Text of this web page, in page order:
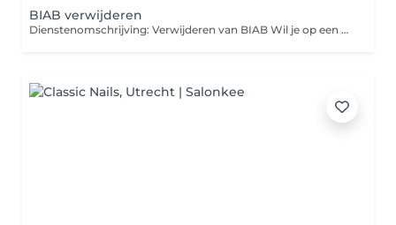
BIAB verwijderen
Dienstenomschrijving: Verwijderen van BIAB Wil je op een veilige en verantwoorde manier van je BIAB-nagels af? Onze BIAB-verwijdering-behandeling zorgt ervoor dat de gel professioneel wordt verwijderd zonder schade aan je natuurlijke nagels.